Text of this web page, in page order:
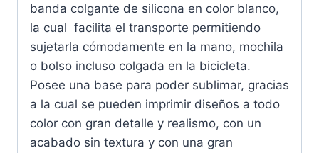
banda colgante de silicona en color blanco,
la cual facilita el transporte permitiendo
sujetarla cómodamente en la mano, mochila
o bolso incluso colgada en la bicicleta.
Posee una base para poder sublimar, gracias
a la cual se pueden imprimir diseños a todo
color con gran detalle y realismo, con un
acabado sin textura y con una gran